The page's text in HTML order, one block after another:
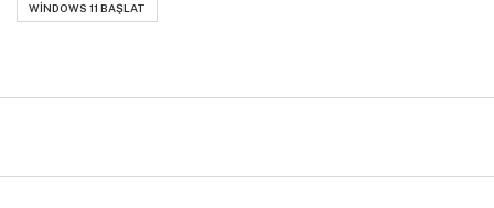
WINDOWS 11 BAŞLAT